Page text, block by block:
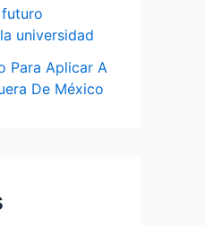
universidad
Para Aplicar A
De México